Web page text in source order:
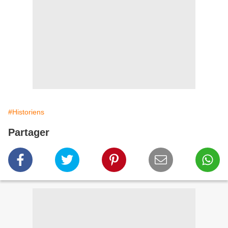
#Historiens
Partager